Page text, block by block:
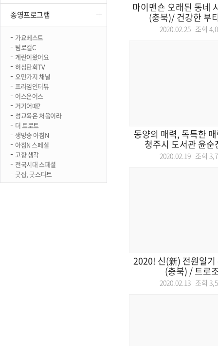
종영프로그램
가요베스트
팀로컬C
계란이왔어요
허심탄회TV
오만가지 채널
프라임인터뷰
어스온어스
거기어때?
성교육은 처음이라
더 트로트
생방송 아침N
아침N 스페셜
고향 생각
전국시대 스페셜
굿잡, 굿스타트
마이맨숀 오래된 동네
(충북)/ 건강한 부
2020.02.25 조회
동양의 매력, 독특한
청주시 도서관 윤
2020.02.19 조회
2020! 신(新) 전원일기
(충북) / 트로
2020.02.13 조회